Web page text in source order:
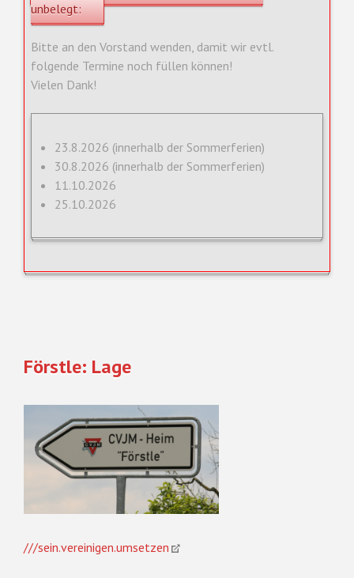
unbelegt:
Bitte an den Vorstand wenden, damit wir evtl.
folgende Termine noch füllen können!
Vielen Dank!
23.8.2026 (innerhalb der Sommerferien)
30.8.2026 (innerhalb der Sommerferien)
11.10.2026
25.10.2026
Förstle: Lage
///sein.vereinigen.umsetzen